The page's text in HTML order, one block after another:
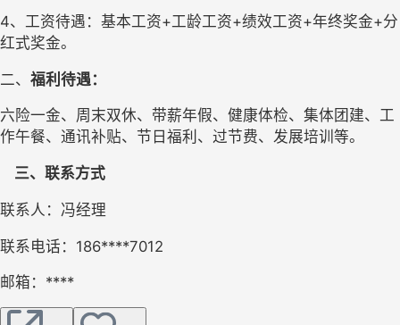
4、工资待遇：基本工资+工龄工资+绩效工资+年终奖金+分
红式奖金。
二、 福利待遇：
六 险一金、周末双休、带薪年假、 健康体检、集体团建、工
作午餐、通讯补贴、节日福利、过节费、 发展培训 等。
三、联系方式
联系人： 冯经理
联系电话： 186****7012
邮箱： ****